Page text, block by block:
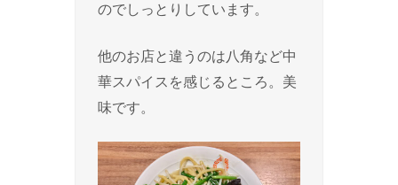
のでしっとりしています。
他のお店と違うのは八角など中
華スパイスを感じるところ。美
味です。